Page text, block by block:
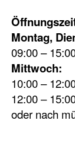
Montag,
09:00 –
Mittwoch:
10:00 –
12:00 –
oder nach